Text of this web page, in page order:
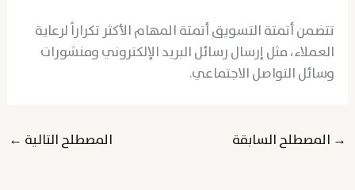
تتضمن أتمتة التسويق أتمتة المهام الأكثر تكراراً لرعاية
العملاء، مثل إرسال رسائل البريد الإلكتروني ومنشورات
وسائل التواصل الاجتماعي.
→ المصطلح السابقة المصطلح التالية ←